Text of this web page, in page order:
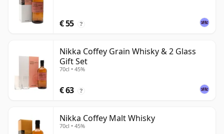
€ 55 ?
Nikka Coffey Grain Whisky & 2 Glass
Gift Set
70cl • 45%
€ 63 ?
Nikka Coffey Malt Whisky
70cl • 45%